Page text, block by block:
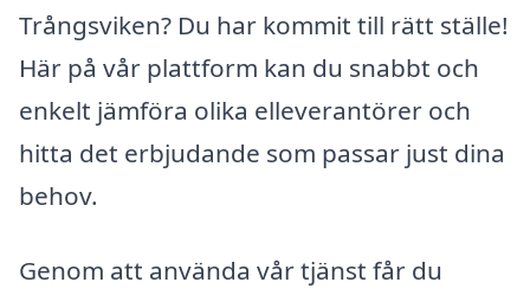
Trångsviken? Du har kommit till rätt ställe!
Här på vår plattform kan du snabbt och
enkelt jämföra olika elleverantörer och
hitta det erbjudande som passar just dina
behov.
Genom att använda vår tjänst får du